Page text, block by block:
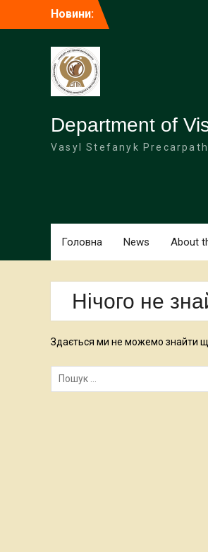
Новини:
Department of
Vasyl Stefanyk
Головна News About
Нічого не
Здається ми не можемо знайти
Пошук: